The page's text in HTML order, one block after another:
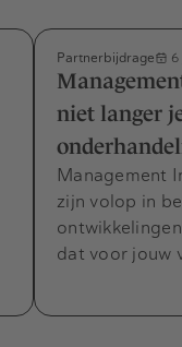
Partnerbijdrage
niet langer
Management
zijn volop in
dat voor jouw